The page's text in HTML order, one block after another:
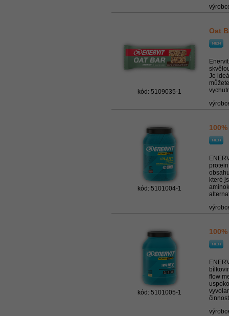
kód: 5109035-1
Oat
Je
kód: 5101004-1
které
kód: 5101005-1
flow